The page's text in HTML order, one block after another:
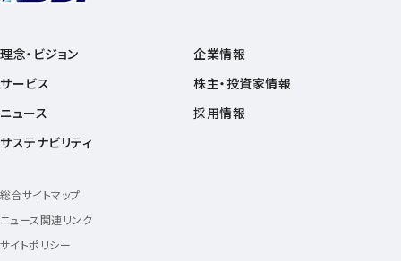
理念・ビジョン
サービス
ニュース
サステナビリティ
企業情報
株主・投資家情報
採用情報
総合サイトマップ
ニュース関連リンク
サイトポリシー